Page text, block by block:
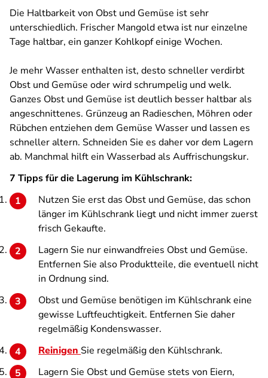
Die Haltbarkeit von Obst und Gemüse ist sehr
unterschiedlich. Frischer Mangold etwa ist nur einzelne
Tage haltbar, ein ganzer Kohlkopf einige Wochen.
Je mehr Wasser enthalten ist, desto schneller verdirbt
Obst und Gemüse oder wird schrumpelig und welk.
Ganzes Obst und Gemüse ist deutlich besser haltbar als
angeschnittenes. Grünzeug an Radieschen, Möhren oder
Rübchen entziehen dem Gemüse Wasser und lassen es
schneller altern. Schneiden Sie es daher vor dem Lagern
ab. Manchmal hilft ein Wasserbad als Auffrischungskur.
7 Tipps für die Lagerung im Kühlschrank:
Nutzen Sie erst das Obst und Gemüse, das schon
länger im Kühlschrank liegt und nicht immer zuerst
frisch Gekaufte.
Lagern Sie nur einwandfreies Obst und Gemüse.
Entfernen Sie also Produktteile, die eventuell nicht
in Ordnung sind.
Obst und Gemüse benötigen im Kühlschrank eine
gewisse Luftfeuchtigkeit. Entfernen Sie daher
regelmäßig Kondenswasser.
Reinigen Sie regelmäßig den Kühlschrank.
Lagern Sie Obst und Gemüse stets von Eiern,